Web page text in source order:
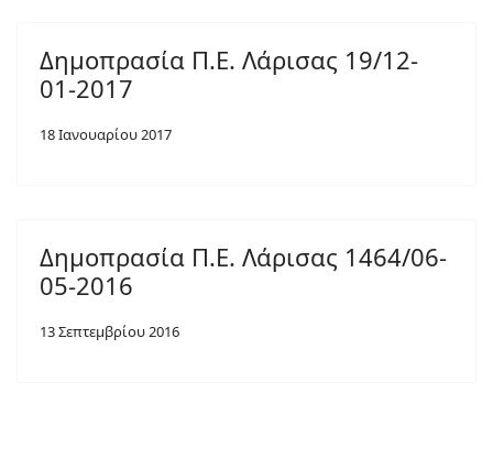
Δημοπρασία Π.Ε. Λάρισας 19/12-
01-2017
18 Ιανουαρίου 2017
Δημοπρασία Π.Ε. Λάρισας 1464/06-
05-2016
13 Σεπτεμβρίου 2016